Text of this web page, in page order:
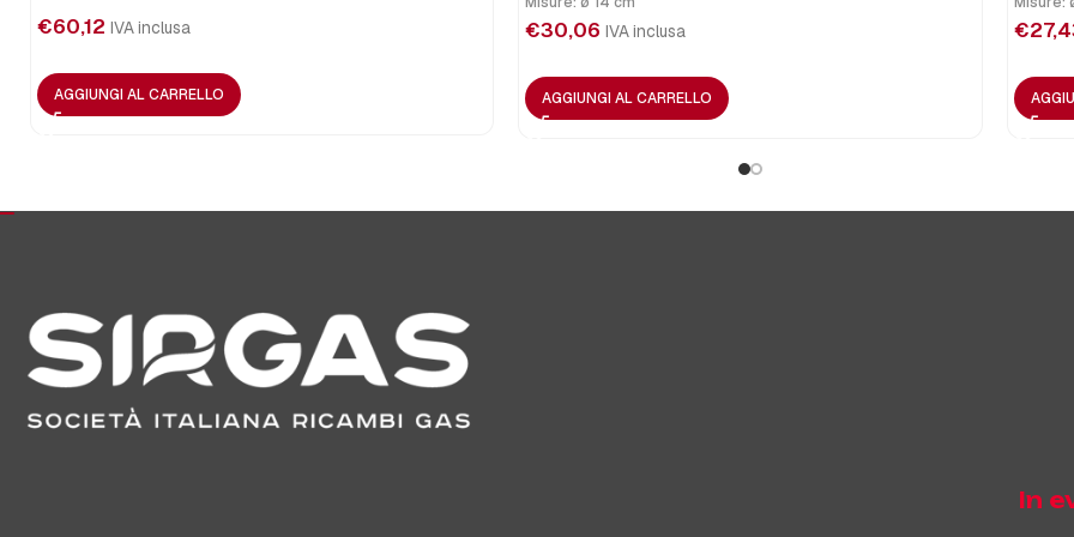
€60,12 IVA inclusa
AGGIUNGI AL CARRELLO
€30,06 IVA inclusa
AGGIUNGI AL CARRELLO
€
In